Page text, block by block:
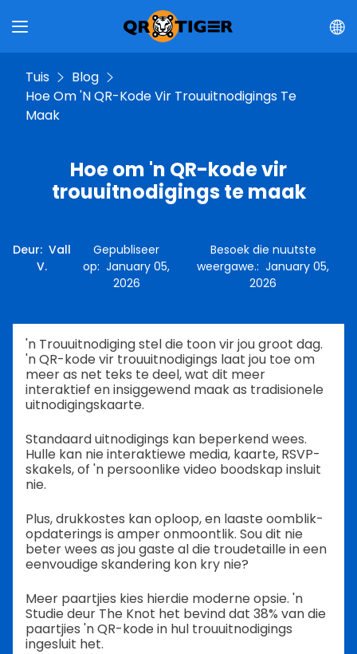
Tuis
Blog
Hoe Om 'n QR-Kode Vir Trouuitnodigings Te
Maak
Hoe om 'n QR-kode vir
trouuitnodigings te maak
Deur: Vall
V.
Gepubliseer
op:January 05,
2026
Besoek die nuutste
weergawe.:January 05,
2026
'n Trouuitnodiging stel die toon vir jou groot dag.
'n QR-kode vir trouuitnodigings laat jou toe om
meer as net teks te deel, wat dit meer
interaktief en insiggewend maak as tradisionele
uitnodigingskaarte.
Standaard uitnodigings kan beperkend wees.
Hulle kan nie interaktiewe media, kaarte, RSVP-
skakels, of 'n persoonlike video boodskap insluit
nie.
Plus, drukkostes kan oploop, en laaste oomblik-
opdaterings is amper onmoontlik. Sou dit nie
beter wees as jou gaste al die troudetaille in een
eenvoudige skandering kon kry nie?
Meer paartjies kies hierdie moderne opsie. 'n
Studie deur The Knot het bevind dat 38% van die
paartjies 'n QR-kode in hul trouuitnodigings
ingesluit het.